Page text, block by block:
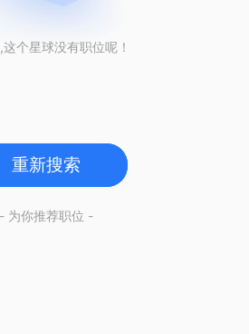
个星球没有职位呢！
重新搜索
- 为你推荐职位 -